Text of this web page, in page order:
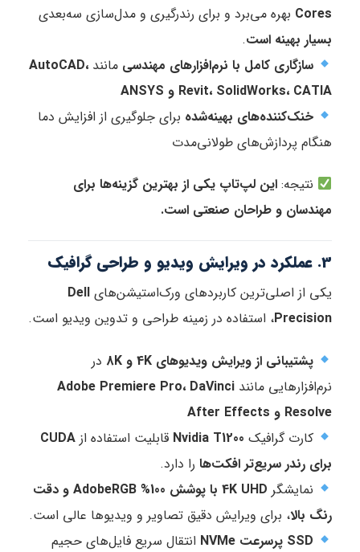
Cores بهره می‌برد و برای رندرگیری و مدل‌سازی سه‌بعدی
بسیار بهینه است.
سازگاری کامل با نرم‌افزارهای مهندسی مانندAutoCAD،
Revit، SolidWorks، CATIA و ANSYS
خنک‌کننده‌های بهینه‌شده برای جلوگیری از افزایش دما
هنگام پردازش‌های طولانی‌مدت
نتیجه:این لپ‌تاپ یکی از بهترین گزینه‌ها برای
مهندسان و طراحان صنعتی است.
3. عملکرد در ویرایش ویدیو و طراحی گرافیک
یکی از اصلی‌ترین کاربردهای ورک‌استیشن‌های Dell
Precision، استفاده در زمینه طراحی و تدوین ویدیو است.
پشتیبانی از ویرایش ویدیوهای 4K و 8K
در
نرم‌افزارهایی مانند Adobe Premiere Pro، DaVinci
Resolve و After Effects
کارت گرافیک Nvidia T1200 قابلیت استفاده ازCUDA
برای رندر سریع‌تر افکت‌ها را دارد.
نمایشگر
4K UHD با پوشش 100% AdobeRGB و دقت
رنگ بالا، برای ویرایش دقیق تصاویر و ویدیوها عالی است.
SSD پرسرعت NVMe
انتقال سریع فایل‌های حجیم